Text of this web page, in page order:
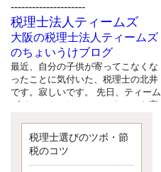
---------------------
税理士法人ティームズ
大阪の税理士法人ティームズ
のちょいうけブログ
最近、自分の子供が寄ってこなくな
ったことに気付いた、税理士の北井
です。寂しいです。 先日、ティーム
ズイベントとしてバーベキューを実
と思いましたが、そこはセンスある
後のブロガーに任せようと思いま
更新:2017年5月1日(大阪市北区)
税理士選びのツボ・節
税のコツ